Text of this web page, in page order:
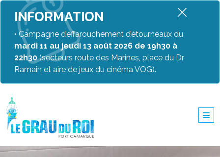
INFORMATION
• Campagne d’effarouchement d’étourneaux du
mardi 11 au jeudi 13 août 2026 de 19h30 à
22h30(secteurs route des Marines, place du Dr
Ramain et aire de jeux du cinéma VOG).